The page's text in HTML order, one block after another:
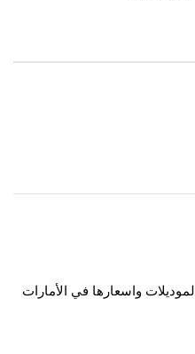
واسعارها في الأمارات